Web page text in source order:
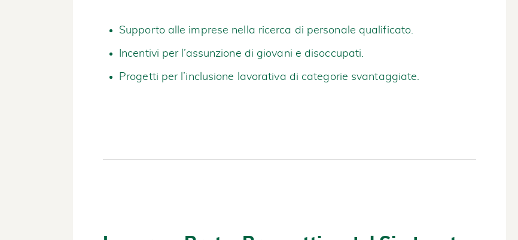
Supporto alle imprese nella ricerca di personale qualificato.
Incentivi per l’assunzione di giovani e disoccupati.
Progetti per l’inclusione lavorativa di categorie svantaggiate.